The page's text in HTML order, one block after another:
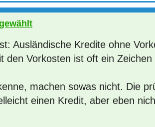
Ausländische Kredite ohne
den Vorkosten ist oft ein
machen sowas nicht. Die
einen Kredit, aber eben